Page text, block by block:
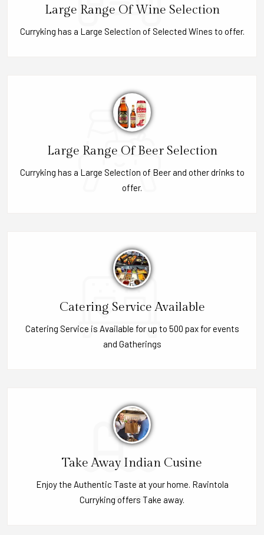
Large Range Of Wine Selection
Curryking has a Large Selection of Selected Wines to offer.
Large Range Of Beer Selection
Curryking has a Large Selection of Beer and other drinks to
offer.
Catering Service Available
Catering Service is Available for up to 500 pax for events
and Gatherings
Take Away Indian Cusine
Enjoy the Authentic Taste at your home. Ravintola
Curryking offers Take away.